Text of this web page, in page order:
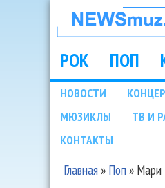
НОВОСТИ
МУЗЫКИ И
ШОУ
Main
РОК ПОП
НОВОСТИ
МЮЗИКЛЫ
ТВ И
КОНТАКТЫ
Главная» Поп» Мари